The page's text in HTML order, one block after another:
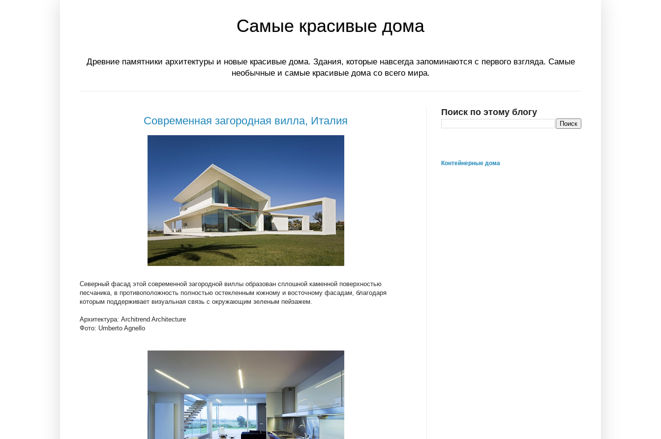
Самые красивые дома
Древние памятники архитектуры и новые красивые дома. Здания, которые навсегда запоминаются с первого взгляда. Самые
необычные и самые красивые дома со всего мира.
Современная загородная вилла, Италия
Северный фасад этой современной загородной виллы образован сплошной каменной поверхностью
песчаника, в противоположность полностью остекленным южному и восточному фасадам, благодаря
которым поддерживает визуальная связь с окружающим зеленым пейзажем.
Архитектура: Architrend Architecture
Фото: Umberto Agnello
Поиск по этому блогу
Контейнерные дома